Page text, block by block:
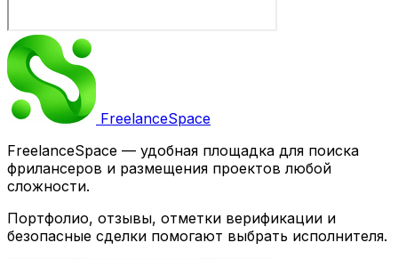
FreelanceSpace
FreelanceSpace — удобная площадка для поиска
фрилансеров и размещения проектов любой
сложности.
Портфолио, отзывы, отметки верификации и
безопасные сделки помогают выбрать исполнителя.